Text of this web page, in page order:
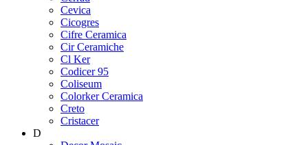
Cevica
Cicogres
Cifre Ceramica
Cir Ceramiche
Cl Ker
Codicer 95
Coliseum
Colorker Ceramica
Creto
Cristacer
D